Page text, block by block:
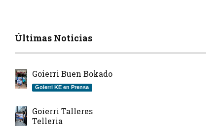
Últimas Noticias
Goierri Buen Bokado
Goierri KE en Prensa
Goierri Talleres
Telleria